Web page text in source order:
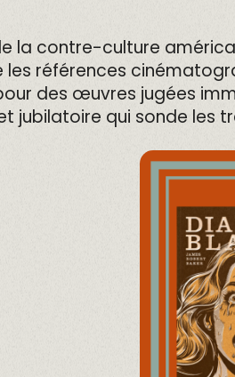
la contre-culture
les références
des œuvres jugées
jubilatoire qui sonde les